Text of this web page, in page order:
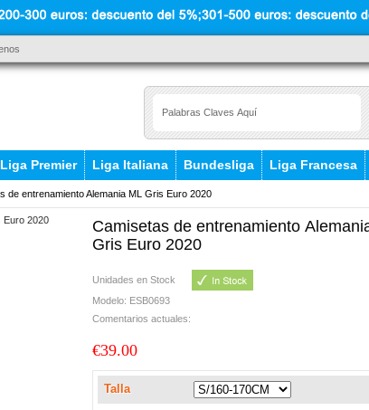
Liga Premier Liga Italiana Bundesliga Liga Francesa
de entrenamiento Alemania ML Gris Euro 2020
Camisetas de entrenamiento
Gris Euro 2020
Unidades en Stock
Modelo: ESB0693
Comentarios actuales:
€39.00
Talla